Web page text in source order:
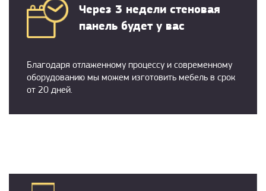
Через 3 недели стеновая
панель будет у вас
Благодаря отлаженному процессу и современному
оборудованию мы можем изготовить мебель в срок
от 20 дней.